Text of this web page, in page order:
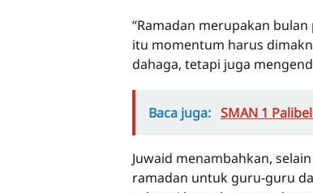
“Ramadan merupakan
itu momentum harus
dahaga, tetapi juga
Baca juga: SMAN 1
Juwaid menambahkan,
ramadan untuk guru-guru